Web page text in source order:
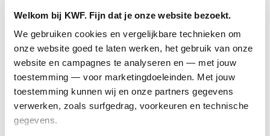
Welkom bij KWF. Fijn dat je onze website bezoekt.
We gebruiken cookies en vergelijkbare technieken om
onze website goed te laten werken, het gebruik van onze
website en campagnes te analyseren en — met jouw
toestemming — voor marketingdoeleinden. Met jouw
toestemming kunnen wij en onze partners gegevens
verwerken, zoals surfgedrag, voorkeuren en technische
gegevens.
dan vóór18 september 2026 minimaal750 euro
ophaalt, betaalt KWF je ticket en is je
startbewijsgegarandeerd.
add_circle
remove_circle
expand_circle_down
add_circle
remove_circle